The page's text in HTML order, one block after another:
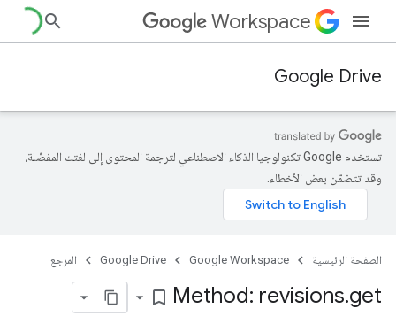
Workspace
Google Drive
تستخدم Google تكنولوجيا الذكاء الاصطناعي لترجمة المحتوى إلى لغتك المفضّلة،
وقد تتضمّن بعض الأخطاء.
الصفحة الرئيسية Google Workspace
Google Drive المرجع
Method: revisions.get
bookmark_border